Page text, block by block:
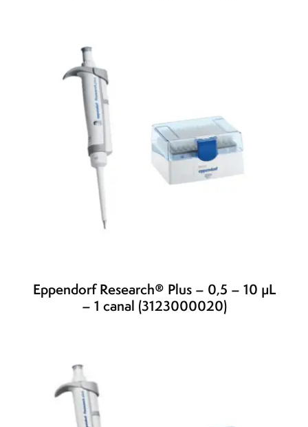
Eppendorf Research® Plus – 0,5 – 10 µL
– 1 canal (3123000020)